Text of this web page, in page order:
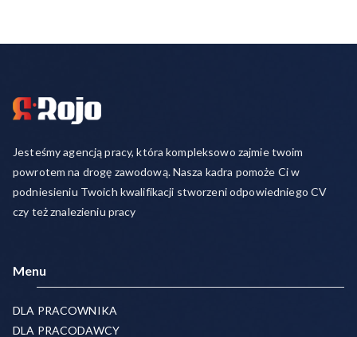
Jesteśmy agencją pracy, która kompleksowo zajmie twoim
powrotem na drogę zawodową. Nasza kadra pomoże Ci w
podniesieniu Twoich kwalifikacji stworzeni odpowiedniego CV
czy też znalezieniu pracy
Menu
DLA PRACOWNIKA
DLA PRACODAWCY